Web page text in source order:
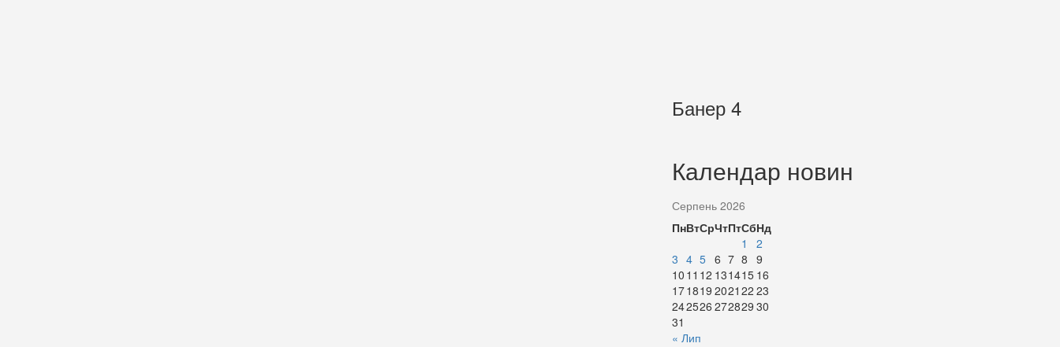
Банер 4
Календар новин
Серпень 2026
ПнВтСрЧтПтСбНд
1
2
3 4 5 6 7 8 9
10 11 12 131415 16
171819 2021 22 23
242526 272829 30
31
« Лип